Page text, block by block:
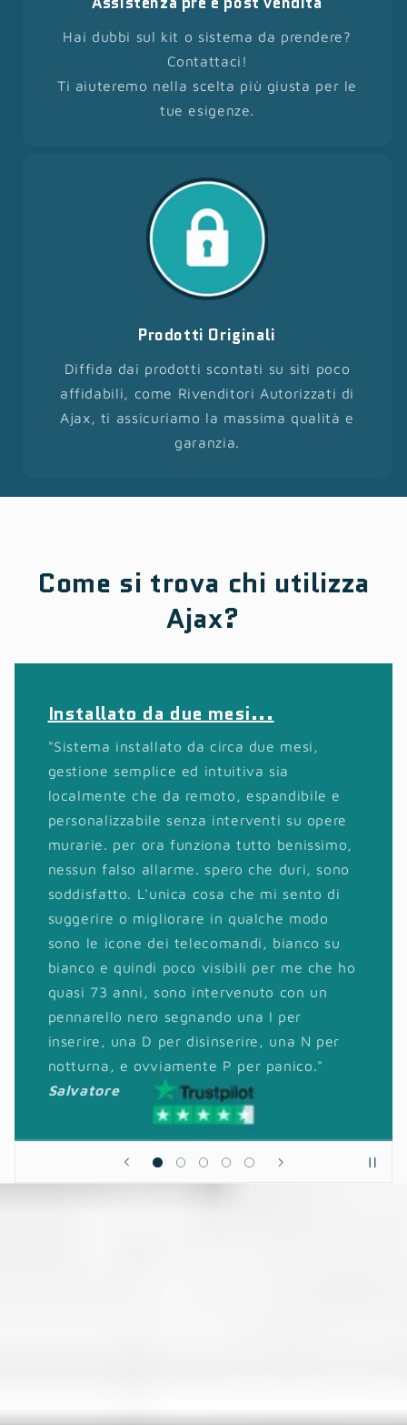
Hai dubbi sul kit o sistema da prendere?
Contattaci!
Ti aiuteremo nella scelta più giusta per le
tue esigenze.
Prodotti Originali
Diffida dai prodotti scontati su siti poco
affidabili, come Rivenditori Autorizzati di
Ajax, ti assicuriamo la massima qualità e
garanzia.
Come si trova chi utilizza
Ajax?
sono
che ho
Ottimo sistema di allarme
"Ho installato il sistema allarme Ajax
agosto . Il suo funzionamento è
intuitivo non ha mai dato falsi allarmi
piace anche il fatto che sia
piacimento per eventuali aggiunte
integrabile con la videosorveglianza.
con una sim dati. Ho constatato che è
piuttosto semplice l’installazione in
tutto il sistema dialoga wirless e non
bisogno di nessuna opera muraria; ho
scelto comunque di avvalermi di un
installatore professionale.Mi sento di
consigliarlo sicuramente."